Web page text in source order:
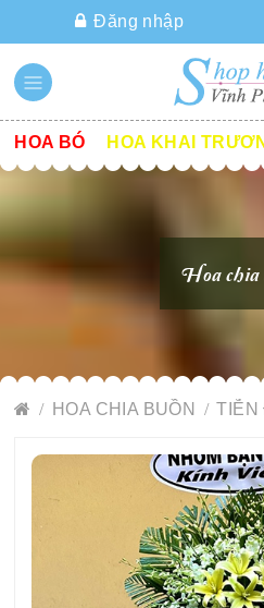
Đăng nhập
HOA BÓ HOA KHAI
Hoa chia
HOA CHIA BUỒN TIỄN